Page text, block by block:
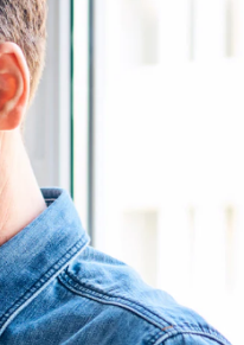
Accountgegevens
Factureringsgegevens
Verlengen
Bestelgeschiedenis
Voer je productsleutel in